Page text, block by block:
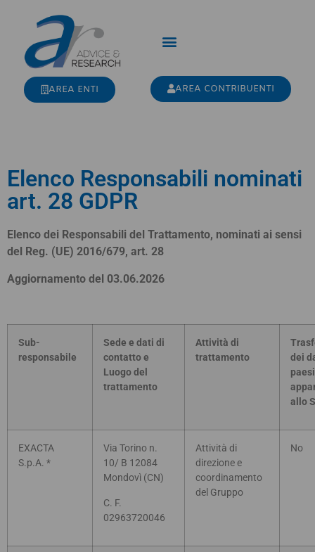
AREA ENTI AREA CONTRIBUENTI
Elenco Responsabili nominati
art. 28 GDPR
Elenco dei Responsabili del Trattamento, nominati ai sensi
del Reg. (UE) 2016/679, art. 28
Aggiornamento del 03.06.2026
Sub-
responsabile
Sede e dati di
contatto e
Luogo del
trattamento
Attività di
trattamento
dei
allo
EXACTA
S.p.A. *
Via Torino n.
10/ B 12084
Mondovì (CN)
C. F.
02963720046
Attività di
direzione e
coordinamento
del Gruppo
No